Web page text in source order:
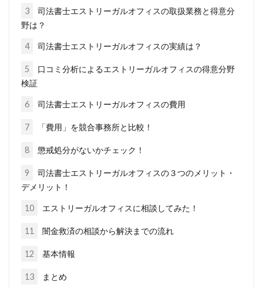
3
司法書士エストリーガルオフィスの取扱業務と得意分
野は？
4 司法書士エストリーガルオフィスの実績は？
5
口コミ分析によるエストリーガルオフィスの得意分野
検証
6 司法書士エストリーガルオフィスの費用
7 「費用」を競合事務所と比較！
8 懲戒処分がないかチェック！
9
司法書士エストリーガルオフィスの３つのメリット・
デメリット！
10 エストリーガルオフィスに相談してみた！
11 闇金救済の相談から解決までの流れ
12 基本情報
13 まとめ